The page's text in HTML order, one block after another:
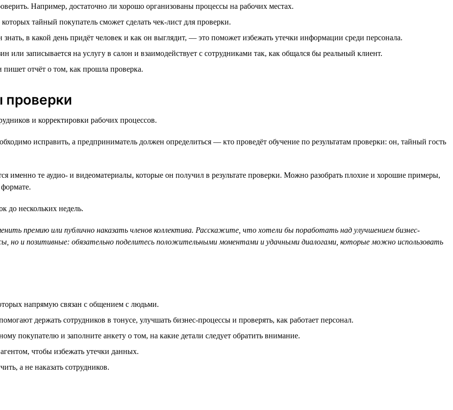
Например, достаточно ли хорошо организованы процессы на рабочих местах.
тайный покупатель сможет сделать чек-лист для проверки.
в какой день придёт человек и как он выглядит, — это поможет избежать утечки информации среди персонала.
или записывается на услугу в салон и взаимодействует с сотрудниками так, как общался бы реальный клиент.
отчёт о том, как прошла проверка.
проверки
и корректировки рабочих процессов.
исправить, а предприниматель должен определиться — кто проведёт обучение по результатам проверки: он, тайный гость
именно те аудио- и видеоматериалы, которые он получил в результате проверки. Можно разобрать плохие и хорошие примеры,
до нескольких недель.
премию или публично наказать членов коллектива. Расскажите, что хотели бы поработать над улучшением бизнес-
но и позитивные: обязательно поделитесь положительными моментами и удачными диалогами, которые можно использовать
напрямую связан с общением с людьми.
держать сотрудников в тонусе, улучшать бизнес-процессы и проверять, как работает персонал.
покупателю и заполните анкету о том, на какие детали следует обратить внимание.
чтобы избежать утечки данных.
а не наказать сотрудников.